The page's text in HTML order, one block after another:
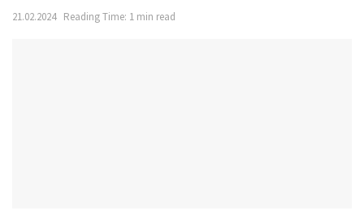
21.02.2024 Reading Time: 1 min read